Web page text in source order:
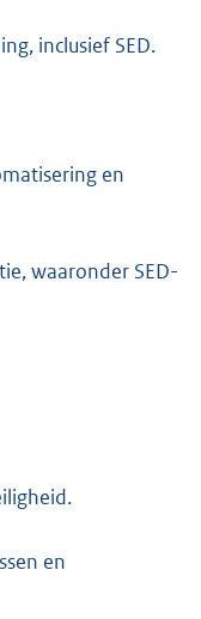
inclusief SED.
en
waaronder SED-
en